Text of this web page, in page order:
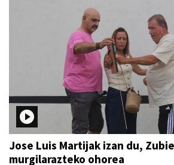
Jose Luis Martijak izan du,
murgilarazteko ohorea